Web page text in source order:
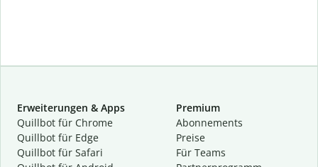
Erweiterungen & Apps
Quillbot für Chrome
Quillbot für Edge
Quillbot für Safari
Premium
Abon­ne­ments
Preise
Für Teams